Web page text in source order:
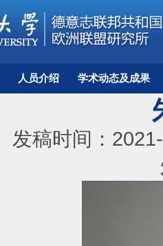
人员介绍 学术动态及成果
发稿时间：